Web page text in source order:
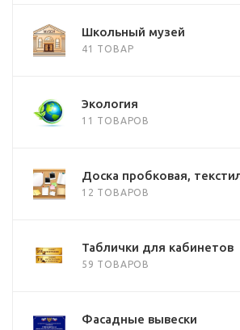
Школьный музей
41 ТОВАР
Экология
11 ТОВАРОВ
Доска пробковая,
12 ТОВАРОВ
Таблички для кабинетов
59 ТОВАРОВ
Фасадные вывески